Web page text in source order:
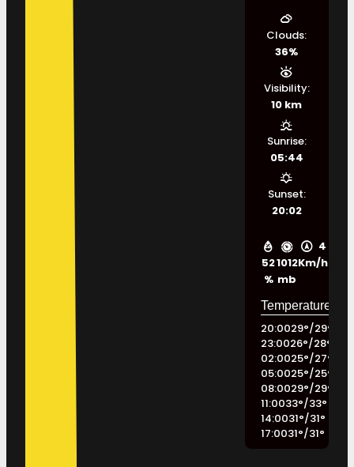
52
%
1012
mb
4
Km/h
Clouds:
36%
Visibility:
10 km
Sunrise:
05:44
Sunset:
20:02
20:0029°/29°
23:0026°/28°
02:0025°/27°
05:0025°/25°
08:0029°/29°
11:0033°/33°
14:0031°/31°
17:0031°/31°